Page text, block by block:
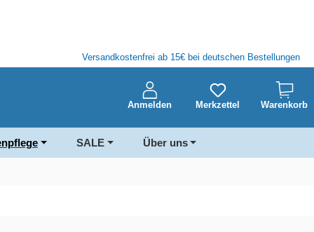
Versandkostenfrei ab 15€ bei deutschen Bestellungen
Anmelden Merkzettel Warenkorb
SALE Über uns